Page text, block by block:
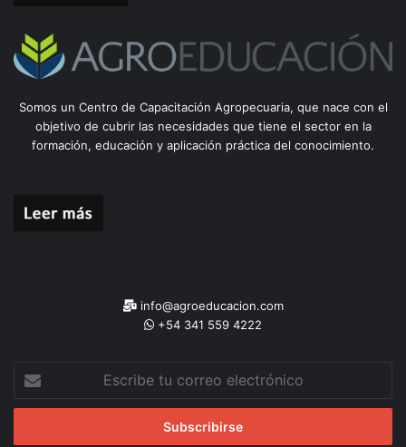
Somos un Centro de Capacitación Agropecuaria, que nace con el
objetivo de cubrir las necesidades que tiene el sector en la
formación, educación y aplicación práctica del conocimiento.
info@agroeducacion.com
+54 341 559 4222
correo